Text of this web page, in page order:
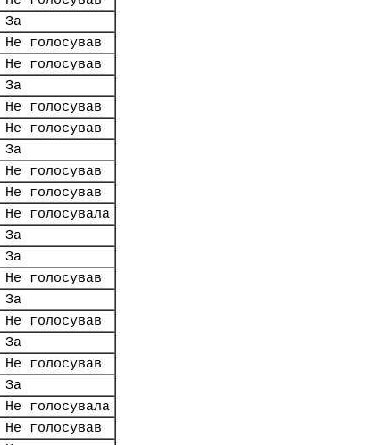
За
Не голосував
Не голосував
За
Не голосував
Не голосував
За
Не голосував
Не голосував
Не голосувала
За
За
Не голосував
За
Не голосував
За
Не голосував
За
Не голосувала
Не голосував